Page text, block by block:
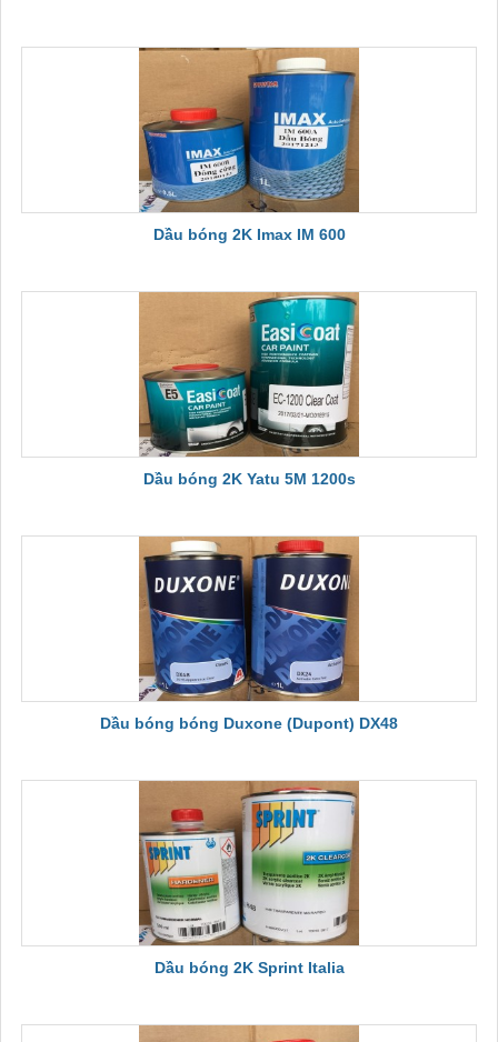
Dầu bóng 2K Imax IM 600
Dầu bóng 2K Yatu 5M 1200s
Dầu bóng bóng Duxone (Dupont) DX48
Dầu bóng 2K Sprint Italia